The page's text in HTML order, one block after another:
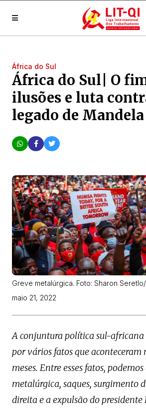
África do Sul
África do Sul| O
ilusões e luta
legado de Mandela
Greve metalúrgica. Foto: Sharon
maio 21, 2022
A conjuntura política sul-africana
por vários fatos que aconteceram
meses. Entre esses fatos,
metalúrgica, saques, surgimento
direita e a expulsão do presidente